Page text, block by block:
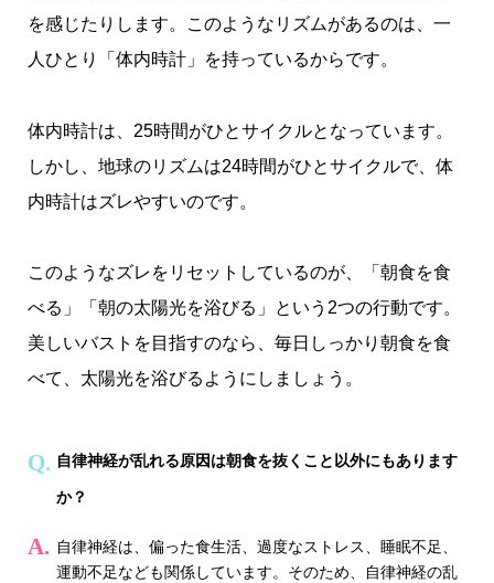
を感じたりします。このようなリズムがあるのは、一
人ひとり「体内時計」を持っているからです。
体内時計は、25時間がひとサイクルとなっています。
しかし、地球のリズムは24時間がひとサイクルで、体
内時計はズレやすいのです。
このようなズレをリセットしているのが、「朝食を食
べる」「朝の太陽光を浴びる」という2つの行動です。
美しいバストを目指すのなら、毎日しっかり朝食を食
べて、太陽光を浴びるようにしましょう。
自律神経が乱れる原因は朝食を抜くこと以外にもあります
か？
自律神経は、偏った食生活、過度なストレス、睡眠不足、
運動不足なども関係しています。そのため、自律神経の乱